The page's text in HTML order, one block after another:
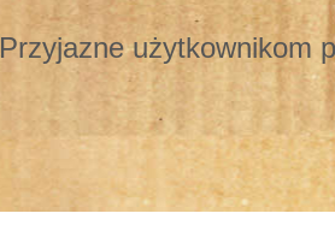
Przyjazne użytkownikom